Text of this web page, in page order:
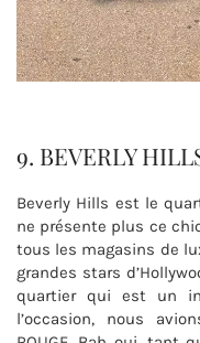
9. BEVERLY
Beverly Hills est le
ne présente plus ce
tous les magasins de
grandes stars
quartier qui est un
l’occasion, nous